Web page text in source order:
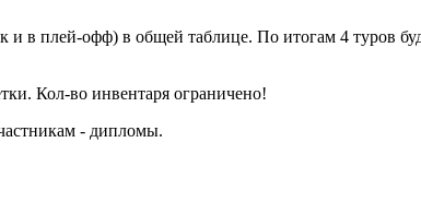
и в плей-офф) в общей таблице. По итогам 4 туров
Кол-во инвентаря ограничено!
- дипломы.